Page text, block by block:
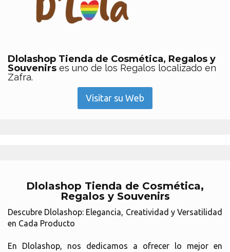
Dlolashop Tienda de Cosmética, Regalos y
Souvenirs es uno de los Regalos localizado en
Zafra.
Visitar su Web
Dlolashop Tienda de Cosmética,
Regalos y Souvenirs
Descubre Dlolashop: Elegancia, Creatividad y Versatilidad
en Cada Producto
En Dlolashop, nos dedicamos a ofrecer lo mejor en